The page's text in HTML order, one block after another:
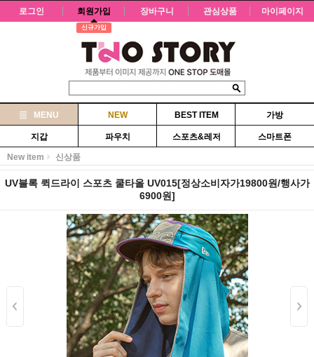
로그인 회원가입
신규가입
장바구니 관심상품 마이페이지
MENU NEW BEST ITEM 가방
지갑 파우치 스포츠&레저 스마트폰
New item 신상품
UV블록 퀵드라이 스포츠 쿨타올 UV015[정상소비자가19800원/행사가
6900원]